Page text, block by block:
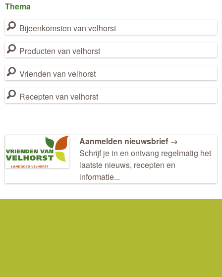
Thema
Bijeenkomsten van velhorst
Producten van velhorst
Vrienden van velhorst
Recepten van velhorst
Aanmelden nieuwsbrief →
Schrijf je in en ontvang regelmatig het
laatste nieuws, recepten en
informatie...